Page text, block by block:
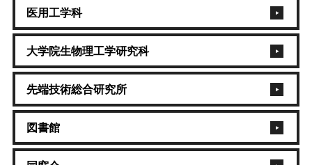
医用工学科
大学院生物理工学研究科
先端技術総合研究所
図書館